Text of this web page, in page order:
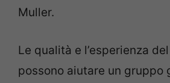
Muller.
Le qualità e l’esperienza
possono aiutare un gruppo